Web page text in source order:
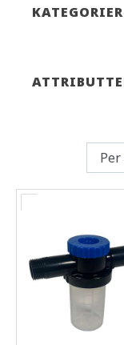
KATEGORIER